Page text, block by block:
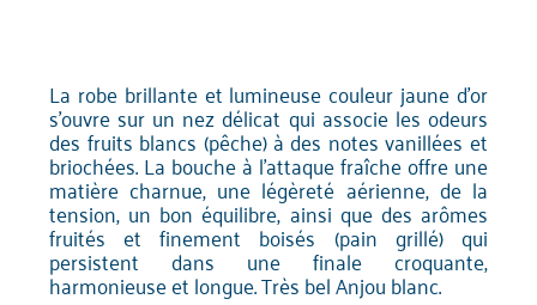
La robe brillante et lumineuse couleur jaune d'or
s'ouvre sur un nez délicat qui associe les odeurs
des fruits blancs (pêche) à des notes vanillées et
briochées. La bouche à l'attaque fraîche offre une
matière charnue, une légèreté aérienne, de la
tension, un bon équilibre, ainsi que des arômes
fruités et finement boisés (pain grillé) qui
persistent dans une finale croquante,
harmonieuse et longue. Très bel Anjou blanc.